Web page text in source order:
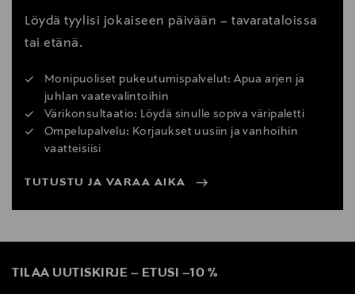
Löydä tyylisi jokaiseen päivään – tavarataloissa
tai etänä.
Monipuoliset pukeutumispalvelut: Apua arjen ja
juhlan vaatevalintoihin
Värikonsultaatio: Löydä sinulle sopiva väripaletti
Ompelupalvelu: Korjaukset uusiin ja vanhoihin
vaatteisiisi
TUTUSTU JA VARAA AIKA
TILAA UUTISKIRJE – ETUSI –10 %